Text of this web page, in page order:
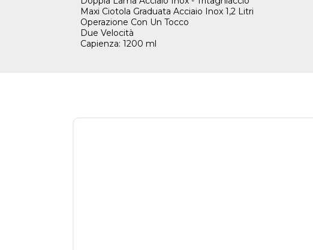
Maxi Ciotola Graduata Acciaio Inox 1,2 Litri
Operazione Con Un Tocco
Due Velocità
Capienza: 1200 ml